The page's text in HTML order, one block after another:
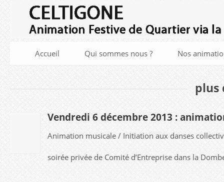
Accueil Qui sommes nous ? Nos
plus
Vendredi 6 décembre 2013 :
Animation musicale / Initiation aux danses
soirée privée de Comité d’Entreprise dans la